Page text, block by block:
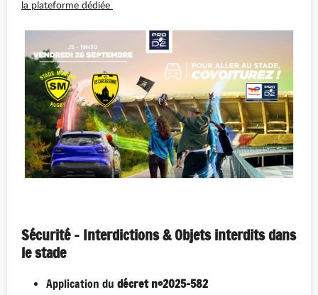
la plateforme dédiée
Sécurité - Interdictions & Objets interdits dans
le stade
Application du décret n°2025-582